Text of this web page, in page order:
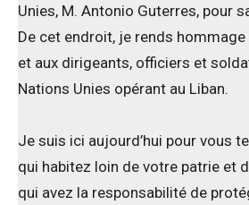
Unies, M. Antonio Guterres, pour
De cet endroit, je rends hommage
et aux dirigeants, officiers et
Nations Unies opérant au Liban.
Je suis ici aujourd’hui pour vous
qui habitez loin de votre patrie et
qui avez la responsabilité de